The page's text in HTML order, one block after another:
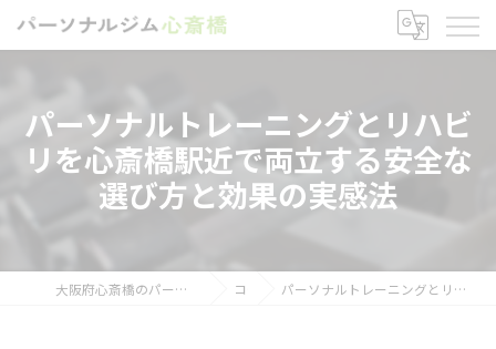
パーソナルトレーニングとリハビ
リを心斎橋駅近で両立する安全な
選び方と効果の実感法
大阪府心斎橋のパーソナルトレーニングならパーソナルジム心斎橋 コラム パーソナルトレーニングとリハビリを心斎橋駅近で両立する安全な選び方と効果の実感法